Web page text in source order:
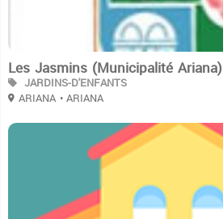
Les Jasmins (Municipalité Ariana)
JARDINS-D'ENFANTS
ARIANA • ARIANA